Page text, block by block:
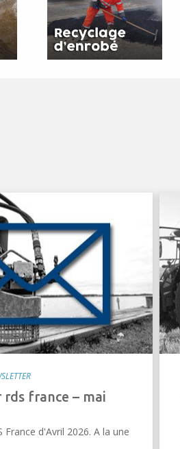
France d'Avril 2026. A la une